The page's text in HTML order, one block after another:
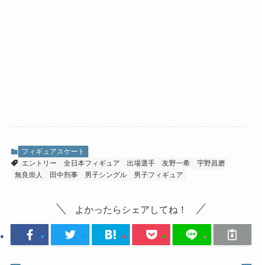
フィギュアスケート
エントリー
全日本フィギュア 出場選手 友野一希
宇野昌磨
無良崇人
田中刑事 男子シングル 男子フィギュア
よかったらシェアしてね！